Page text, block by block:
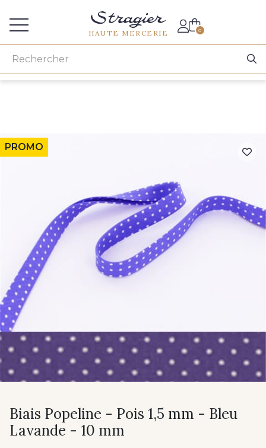
HAUTE MERCERIE 0
PROMO
Biais Popeline - Pois 1,5 mm - Bleu
Lavande - 10 mm